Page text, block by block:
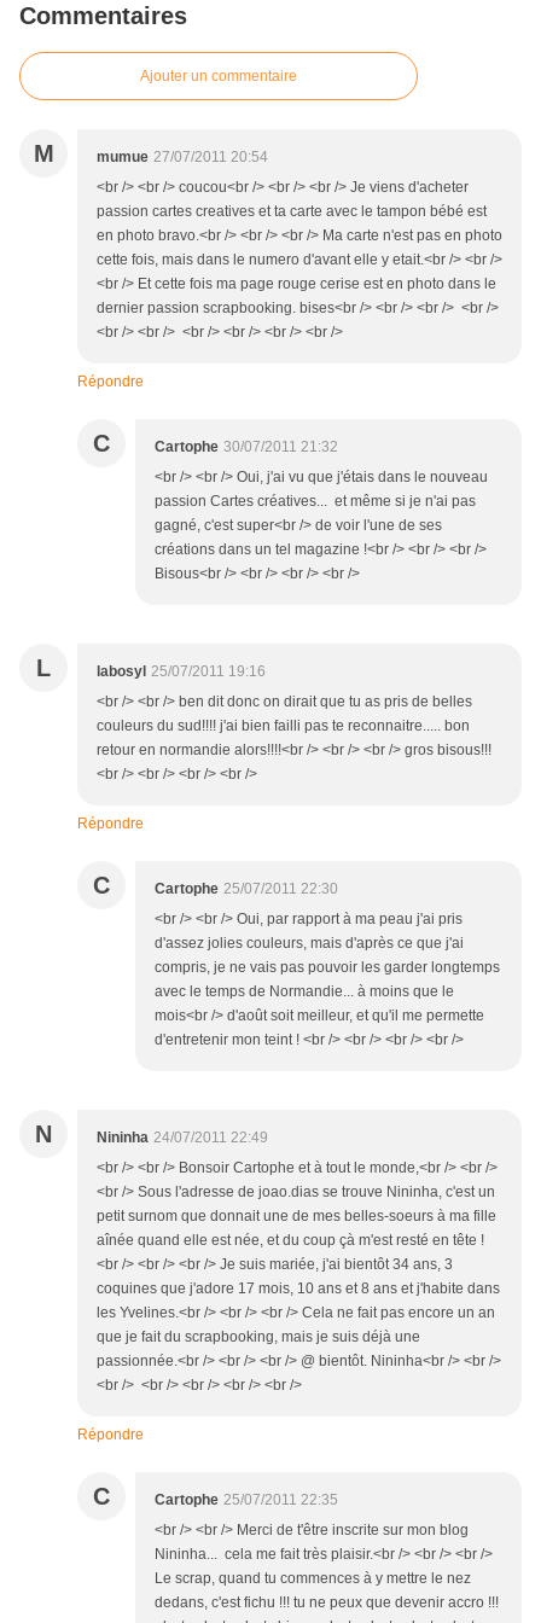
Commentaires
Ajouter un commentaire
M mumue 27/07/2011 20:54
<br /> <br /> coucou<br /> <br /> <br /> Je viens d'acheter
passion cartes creatives et ta carte avec le tampon bébé est
en photo bravo.<br /> <br /> <br /> Ma carte n'est pas en photo
cette fois, mais dans le numero d'avant elle y etait.<br /> <br />
<br /> Et cette fois ma page rouge cerise est en photo dans le
dernier passion scrapbooking. bises<br /> <br /> <br /> <br />
<br /> <br /> <br /> <br /> <br /> <br />
Répondre
C Cartophe 30/07/2011 21:32
<br /> <br /> Oui, j'ai vu que j'étais dans le nouveau
passion Cartes créatives... et même si je n'ai pas
gagné, c'est super<br /> de voir l'une de ses
créations dans un tel magazine !<br /> <br /> <br />
Bisous<br /> <br /> <br /> <br />
L labosyl 25/07/2011 19:16
<br /> <br /> ben dit donc on dirait que tu as pris de belles
couleurs du sud!!!! j'ai bien failli pas te reconnaitre..... bon
retour en normandie alors!!!!<br /> <br /> <br /> gros bisous!!!
<br /> <br /> <br /> <br />
Répondre
C Cartophe 25/07/2011 22:30
<br /> <br /> Oui, par rapport à ma peau j'ai pris
d'assez jolies couleurs, mais d'après ce que j'ai
compris, je ne vais pas pouvoir les garder longtemps
avec le temps de Normandie... à moins que le
mois<br /> d'août soit meilleur, et qu'il me permette
d'entretenir mon teint ! <br /> <br /> <br /> <br />
N Nininha 24/07/2011 22:49
<br /> <br /> Bonsoir Cartophe et à tout le monde,<br /> <br />
<br /> Sous l'adresse de joao.dias se trouve Nininha, c'est un
petit surnom que donnait une de mes belles-soeurs à ma fille
aînée quand elle est née, et du coup çà m'est resté en tête !
<br /> <br /> <br /> Je suis mariée, j'ai bientôt 34 ans, 3
coquines que j'adore 17 mois, 10 ans et 8 ans et j'habite dans
les Yvelines.<br /> <br /> <br /> Cela ne fait pas encore un an
que je fait du scrapbooking, mais je suis déjà une
passionnée.<br /> <br /> <br /> @ bientôt. Nininha<br /> <br />
<br /> <br /> <br /> <br /> <br />
Répondre
C Cartophe 25/07/2011 22:35
<br /> <br /> Merci de t'être inscrite sur mon blog
Nininha... cela me fait très plaisir.<br /> <br /> <br />
Le scrap, quand tu commences à y mettre le nez
dedans, c'est fichu !!! tu ne peux que devenir accro !!!